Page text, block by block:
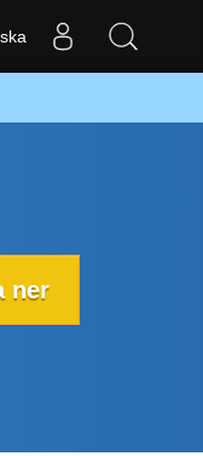
ner